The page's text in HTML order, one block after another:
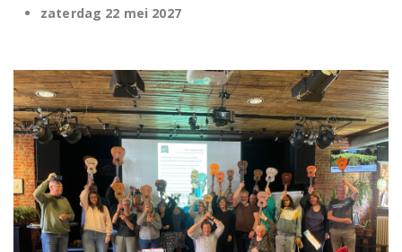
zaterdag 22 mei 2027